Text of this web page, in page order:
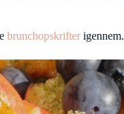
brunchopskrifter igennem.